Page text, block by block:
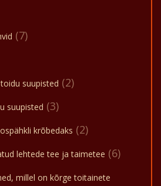
(7)
suupisted (2)
suupisted (3)
krõbedaks (2)
lehtede tee ja taimetee (6)
millel on kõrge toitainete